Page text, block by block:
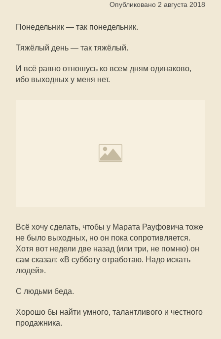
Опубликовано 2 августа 2018
Понедельник — так понедельник.
Тяжёлый день — так тяжёлый.
И всё равно отношусь ко всем дням одинаково,
ибо выходных у меня нет.
Всё хочу сделать, чтобы у Марата Рауфовича тоже
не было выходных, но он пока сопротивляется.
Хотя вот недели две назад (или три, не помню) он
сам сказал: «В субботу отработаю. Надо искать
людей».
С людьми беда.
Хорошо бы найти умного, талантливого и честного
продажника.